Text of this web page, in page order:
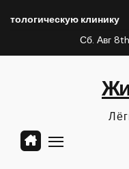
клинику
Выбор
Сб. Авг